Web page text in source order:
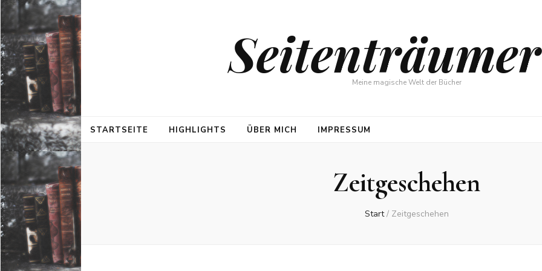
Meine magische Welt der Bücher
STARTSEITE HIGHLIGHTS ÜBER MICH IMPRESSUM
Zeitgeschehen
Start / Zeitgeschehen